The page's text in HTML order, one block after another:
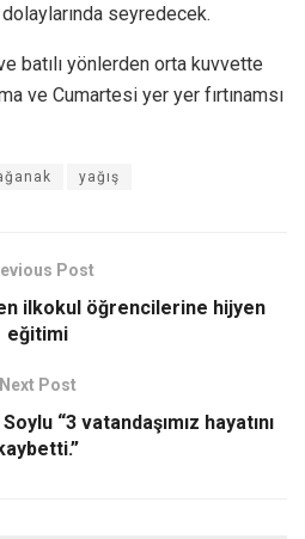
seyredecek.
batılı yönlerden orta kuvvette
ve Cumartesi yer yer fırtınamsı
yağış
Post
ilkokul öğrencilerine hijyen
eğitimi
Next Post
“3 vatandaşımız hayatını